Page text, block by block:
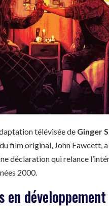
télévisée de Ginger
film original, John Fawcett,
déclaration qui relance
2000.
développement